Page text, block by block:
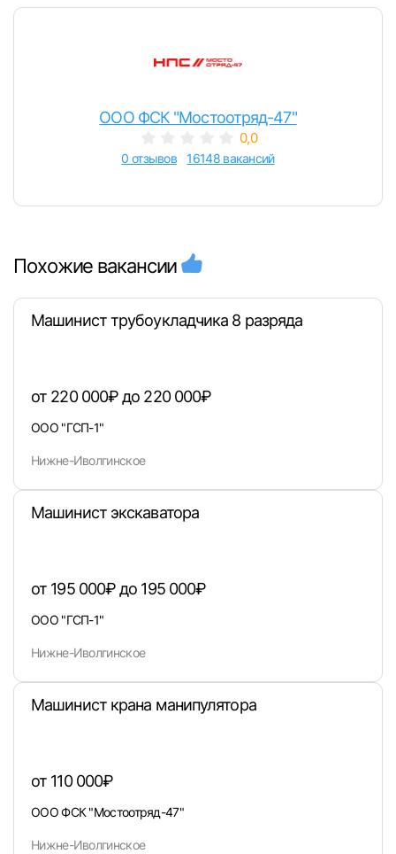
Вход в личный кабинет
E-mail или Телефон
ООО ФСК "Мостоотряд-47"
0,0
0 отзывов 16148 вакансий
Похожие вакансии
Машинист трубоукладчика 8 разряда
от 220 000₽ до 220 000₽
ООО "ГСП-1"
Нижне-Иволгинское
Машинист экскаватора
от 195 000₽ до 195 000₽
ООО "ГСП-1"
Нижне-Иволгинское
Машинист крана манипулятора
от 110 000₽
ООО ФСК "Мостоотряд-47"
Нижне-Иволгинское